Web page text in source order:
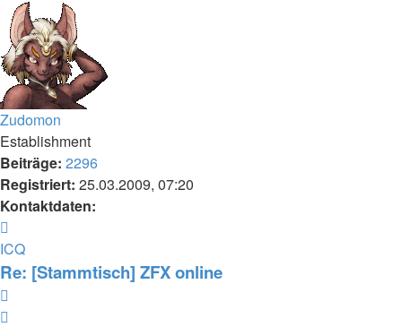
oben
Zudomon
Establishment
Beiträge: 2296
Registriert: 25.03.2009, 07:20
Kontaktdaten:
von
Zudomon
ICQ
Re: [Stammtisch] ZFX online